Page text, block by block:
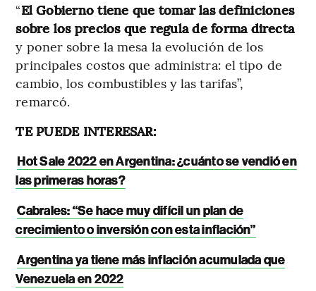
“El Gobierno tiene que tomar las definiciones
sobre los precios que regula de forma directa
y poner sobre la mesa la evolución de los
principales costos que administra: el tipo de
cambio, los combustibles y las tarifas”,
remarcó.
TE PUEDE INTERESAR:
Hot Sale 2022 en Argentina: ¿cuánto se vendió en
las primeras horas?
Cabrales: “Se hace muy difícil un plan de
crecimiento o inversión con esta inflación”
Argentina ya tiene más inflación acumulada que
Venezuela en 2022